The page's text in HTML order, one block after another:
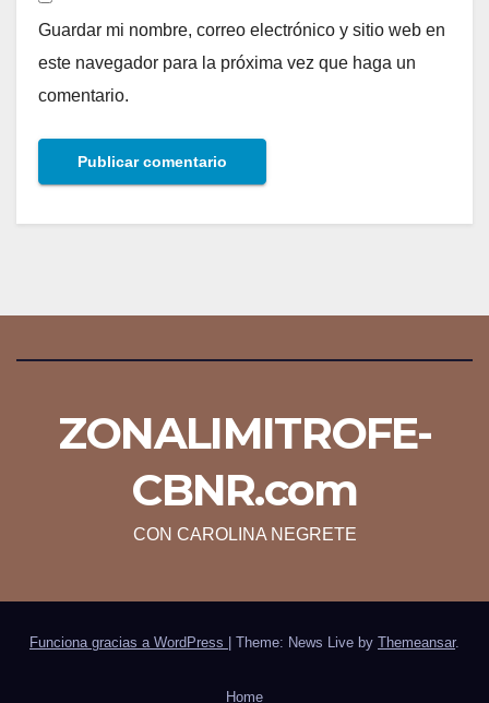
Guardar mi nombre, correo electrónico y sitio web en
este navegador para la próxima vez que haga un
comentario.
ZONALIMITROFE-
CBNR.com
CON CAROLINA NEGRETE
Funciona gracias a WordPress Theme: News Live by Themeansar.
Home